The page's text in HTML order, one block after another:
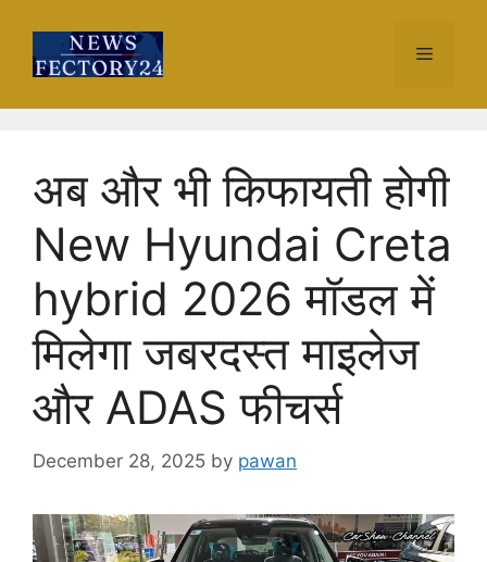
content
Menu
अब और भी किफायती होगी
New Hyundai Creta
hybrid 2026 मॉडल में
मिलेगा जबरदस्त माइलेज
और ADAS फीचर्स
December 28, 2025 by pawan